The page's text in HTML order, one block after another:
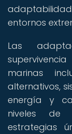
entornos
Las
marinas
alternativos,
energía y
niveles de
estrategias